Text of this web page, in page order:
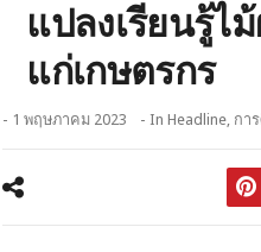
แปลงเรียนรู้ไ
แก่เกษตรกร
- 1 พฤษภาคม 2023 - InHeadline, กา